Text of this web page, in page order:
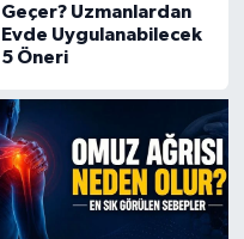
Geçer? Uzmanlardan
Evde Uygulanabilecek
5 Öneri